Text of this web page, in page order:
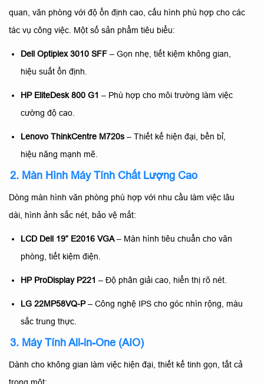
quan, văn phòng với độ ổn định cao, cấu hình phù hợp cho các
tác vụ công việc. Một số sản phẩm tiêu biểu:
Dell Optiplex 3010 SFF – Gọn nhẹ, tiết kiệm không gian,
hiệu suất ổn định.
HP EliteDesk 800 G1 – Phù hợp cho môi trường làm việc
cường độ cao.
Lenovo ThinkCentre M720s – Thiết kế hiện đại, bền bỉ,
hiệu năng mạnh mẽ.
2. Màn Hình Máy Tính Chất Lượng Cao
Dòng màn hình văn phòng phù hợp với nhu cầu làm việc lâu
dài, hình ảnh sắc nét, bảo vệ mắt:
LCD Dell 19” E2016 VGA– Màn hình tiêu chuẩn cho văn
phòng, tiết kiệm điện.
HP ProDisplay P221 – Độ phân giải cao, hiển thị rõ nét.
LG 22MP58VQ-P– Công nghệ IPS cho góc nhìn rộng, màu
sắc trung thực.
3. Máy Tính All-in-One (AIO)
Dành cho không gian làm việc hiện đại, thiết kế tinh gọn, tất cả